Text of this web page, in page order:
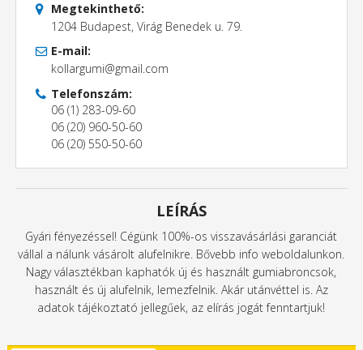
Megtekinthető:
1204 Budapest, Virág Benedek u. 79.
E-mail:
kollargumi@gmail.com
Telefonszám:
06 (1) 283-09-60
06 (20) 960-50-60
06 (20) 550-50-60
LEÍRÁS
Gyári fényezéssel! Cégünk 100%-os visszavásárlási garanciát
vállal a nálunk vásárolt alufelnikre. Bővebb info weboldalunkon.
Nagy választékban kaphatók új és használt gumiabroncsok,
használt és új alufelnik, lemezfelnik. Akár utánvéttel is. Az
adatok tájékoztató jellegűek, az elírás jogát fenntartjuk!